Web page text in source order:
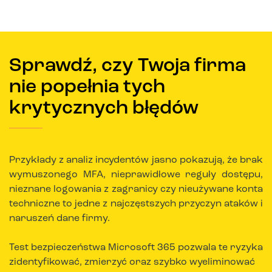
Sprawdź, czy Twoja firma
nie popełnia tych
krytycznych błędów
Przykłady z analiz incydentów jasno pokazują, że brak
wymuszonego MFA, nieprawidłowe reguły dostępu,
nieznane logowania z zagranicy czy nieużywane konta
techniczne to jedne z najczęstszych przyczyn ataków i
naruszeń dane firmy.
Test bezpieczeństwa Microsoft 365 pozwala te ryzyka
zidentyfikować, zmierzyć oraz szybko wyeliminować